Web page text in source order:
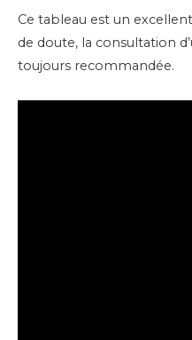
Ce tableau est un
de doute, la consultation
toujours recommandée.